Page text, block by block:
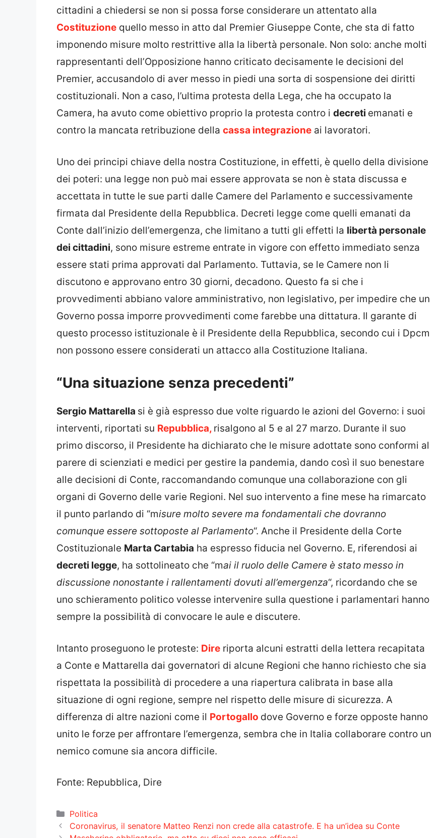
cittadini a chiedersi se non si possa forse considerare un attentato alla
Costituzione quello messo in atto dal Premier Giuseppe Conte, che sta di fatto
imponendo misure molto restrittive alla la libertà personale. Non solo: anche molti
rappresentanti dell’Opposizione hanno criticato decisamente le decisioni del
Premier, accusandolo di aver messo in piedi una sorta di sospensione dei diritti
costituzionali. Non a caso, l’ultima protesta della Lega, che ha occupato la
Camera, ha avuto come obiettivo proprio la protesta contro i decreti emanati e
contro la mancata retribuzione della cassa integrazione ai lavoratori.
Uno dei principi chiave della nostra Costituzione, in effetti, è quello della divisione
dei poteri: una legge non può mai essere approvata se non è stata discussa e
accettata in tutte le sue parti dalle Camere del Parlamento e successivamente
firmata dal Presidente della Repubblica. Decreti legge come quelli emanati da
Conte dall’inizio dell’emergenza, che limitano a tutti gli effetti la libertà personale
dei cittadini, sono misure estreme entrate in vigore con effetto immediato senza
essere stati prima approvati dal Parlamento. Tuttavia, se le Camere non li
discutono e approvano entro 30 giorni, decadono. Questo fa si che i
provvedimenti abbiano valore amministrativo, non legislativo, per impedire che un
Governo possa imporre provvedimenti come farebbe una dittatura. Il garante di
questo processo istituzionale è il Presidente della Repubblica, secondo cui i Dpcm
non possono essere considerati un attacco alla Costituzione Italiana.
“Una situazione senza precedenti”
Sergio Mattarella si è già espresso due volte riguardo le azioni del Governo: i suoi
interventi, riportati su Repubblica, risalgono al 5 e al 27 marzo. Durante il suo
primo discorso, il Presidente ha dichiarato che le misure adottate sono conformi al
parere di scienziati e medici per gestire la pandemia, dando così il suo benestare
alle decisioni di Conte, raccomandando comunque una collaborazione con gli
organi di Governo delle varie Regioni. Nel suo intervento a fine mese ha rimarcato
il punto parlando di “misure molto severe ma fondamentali che dovranno
comunque essere sottoposte al Parlamento“. Anche il Presidente della Corte
Costituzionale Marta Cartabia ha espresso fiducia nel Governo. E, riferendosi ai
decreti legge, ha sottolineato che “mai il ruolo delle Camere è stato messo in
discussione nonostante i rallentamenti dovuti all’emergenza“, ricordando che se
uno schieramento politico volesse intervenire sulla questione i parlamentari hanno
sempre la possibilità di convocare le aule e discutere.
Intanto proseguono le proteste: Dire riporta alcuni estratti della lettera recapitata
a Conte e Mattarella dai governatori di alcune Regioni che hanno richiesto che sia
rispettata la possibilità di procedere a una riapertura calibrata in base alla
situazione di ogni regione, sempre nel rispetto delle misure di sicurezza. A
differenza di altre nazioni come il Portogallo dove Governo e forze opposte hanno
unito le forze per affrontare l’emergenza, sembra che in Italia collaborare contro un
nemico comune sia ancora difficile.
Fonte: Repubblica, Dire
Categorie
Politica
Coronavirus, il senatore Matteo Renzi non crede alla catastrofe. E ha un’idea su Conte